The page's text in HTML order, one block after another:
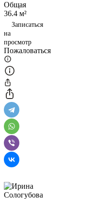
Общая
36.4 м²
Записаться
на
просмотр
Пожаловаться